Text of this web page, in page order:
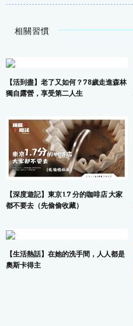
相關習慣
【活到盡】老了又如何？78歲走進森林
獨自露營，享受第二人生
【深度遊記】東京 1.7 分的咖啡店 大家
都不要去（先偷偷收藏）
【生活熱話】在她的洗手間，人人都是
奧斯卡得主